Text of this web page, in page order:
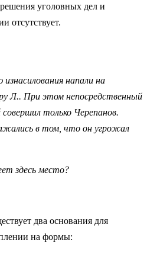
уголовных дел и
отсутствует.
напали на
Л.. При этом непосредственный
только Черепанов.
в том, что он угрожал
здесь место?
два основания для
на формы: